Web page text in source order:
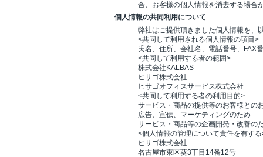
合、お客様の個人情報を消去する場合
個人情報の共同利用について
弊社はご提供頂きました個人情報を、
<共同して利用される個人情報の項目>
氏名、住所、会社名、電話番号、FAX
<共同して利用する者の範囲>
株式会社KALBAS
ヒサゴ株式会社
ヒサゴオフィスサービス株式会社
<共同して利用する者の利用目的>
サービス・商品の提供等のお客様との
広告、宣伝、マーケティングのため
サービス・商品等の企画開発・改善の
<個人情報の管理について責任を有す
ヒサゴ株式会社
名古屋市東区葵3丁目14番12号